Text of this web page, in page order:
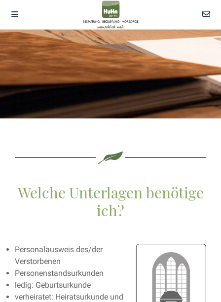
Welche Unterlagen benötige
ich?
Personalausweis des/der
Verstorbenen
Personenstandsurkunden
ledig: Geburtsurkunde
verheiratet: Heiratsurkunde und